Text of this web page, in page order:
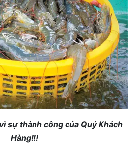
sự thành công của Quý Khách
Hàng!!!